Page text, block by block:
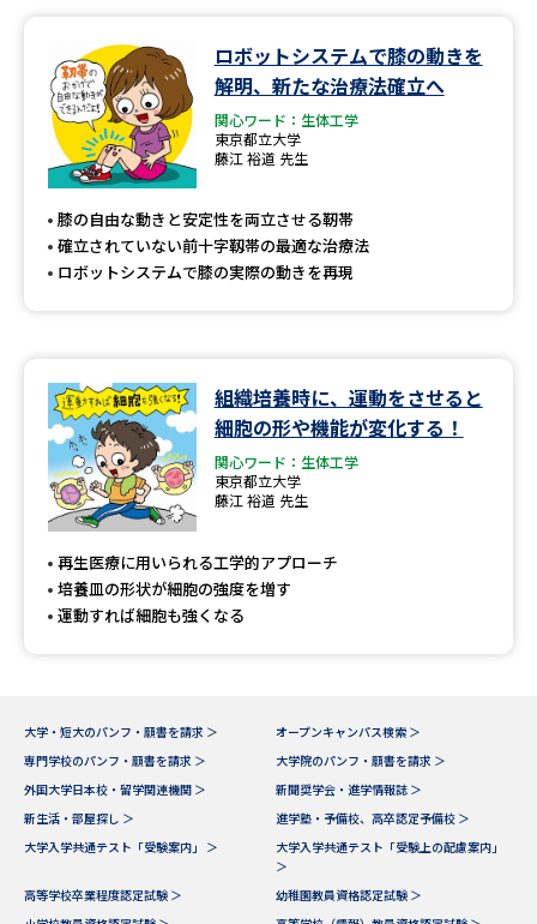
先輩が入学を決めた理由 テレメール全国一斉進学調査
新生活お役立ちガイド
学問発見 学問検索
学問のミニ講義「夢ナビ講義」 学問分野解説
学問の教科書 夢ナビライブ
ユーザーサポート
Ｑ＆Ａ よくあるご質問 大学進学IDについて
お支払いサイト
個人情報取扱規定
特定商取引表記
訂正のご案内
ロボットシステムで膝の動きを
解明、新たな治療法確立へ
関心ワード：生体工学
東京都立大学
藤江 裕道 先生
膝の自由な動きと安定性を両立させる靭帯
確立されていない前十字靱帯の最適な治療法
ロボットシステムで膝の実際の動きを再現
組織培養時に、運動をさせると
細胞の形や機能が変化する！
関心ワード：生体工学
東京都立大学
藤江 裕道 先生
再生医療に用いられる工学的アプローチ
培養皿の形状が細胞の強度を増す
運動すれば細胞も強くなる
大学・短大のパンフ・願書を請求 ＞
オープンキャンパス検索 ＞
専門学校のパンフ・願書を請求 ＞
大学院のパンフ・願書を請求 ＞
外国大学日本校・留学関連機関 ＞
新聞奨学会・進学情報誌 ＞
新生活・部屋探し ＞
進学塾・予備校、高卒認定予備校 ＞
大学入学共通テスト「受験案内」 ＞
大学入学共通テスト「受験上の配慮案内」
＞
高等学校卒業程度認定試験 ＞
幼稚園教員資格認定試験 ＞